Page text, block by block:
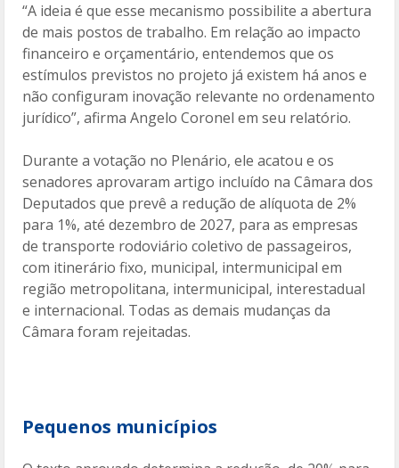
“A ideia é que esse mecanismo possibilite a abertura
de mais postos de trabalho. Em relação ao impacto
financeiro e orçamentário, entendemos que os
estímulos previstos no projeto já existem há anos e
não configuram inovação relevante no ordenamento
jurídico”, afirma Angelo Coronel em seu relatório.
Durante a votação no Plenário, ele acatou e os
senadores aprovaram artigo incluído na Câmara dos
Deputados que prevê a redução de alíquota de 2%
para 1%, até dezembro de 2027, para as empresas
de transporte rodoviário coletivo de passageiros,
com itinerário fixo, municipal, intermunicipal em
região metropolitana, intermunicipal, interestadual
e internacional. Todas as demais mudanças da
Câmara foram rejeitadas.
Pequenos municípios